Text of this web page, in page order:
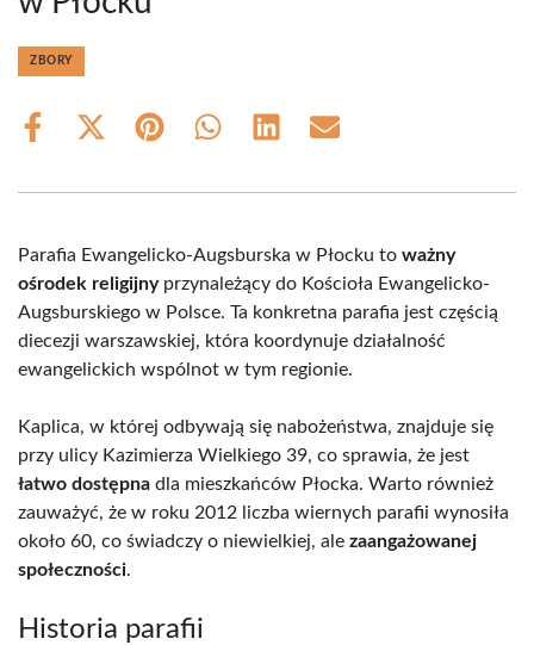
ZBORY
Share
Share
(Twitter)
Share Share Share Share
Parafia Ewangelicko-Augsburska w Płocku to ważny
ośrodek religijnyprzynależący do Kościoła Ewangelicko-
Augsburskiego w Polsce. Ta konkretna parafia jest częścią
diecezji warszawskiej, która koordynuje działalność
ewangelickich wspólnot w tym regionie.
Kaplica, w której odbywają się nabożeństwa, znajduje się
przy ulicy Kazimierza Wielkiego 39, co sprawia, że jest
łatwo dostępna dla mieszkańców Płocka. Warto również
zauważyć, że w roku 2012 liczba wiernych parafii wynosiła
około 60, co świadczy o niewielkiej, ale zaangażowanej
społeczności.
Historia parafii